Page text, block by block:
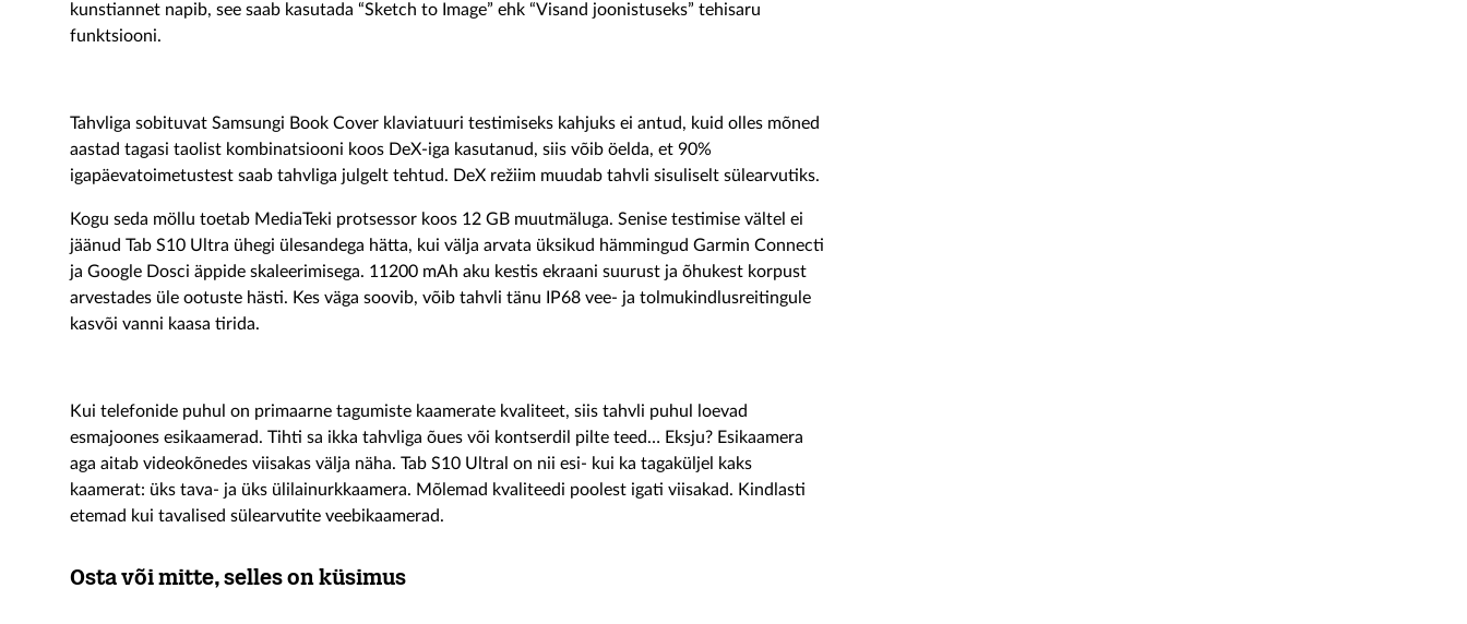
kunstiannet napib, see saab kasutada “Sketch to Image” ehk “Visand joonistuseks” tehisaru
funktsiooni.
Tahvliga sobituvat Samsungi Book Cover klaviatuuri testimiseks kahjuks ei antud, kuid olles mõned
aastad tagasi taolist kombinatsiooni koos DeX-iga kasutanud, siis võib öelda, et 90%
igapäevatoimetustest saab tahvliga julgelt tehtud. DeX režiim muudab tahvli sisuliselt sülearvutiks.
Kogu seda möllu toetab MediaTeki protsessor koos 12 GB muutmäluga. Senise testimise vältel ei
jäänud Tab S10 Ultra ühegi ülesandega hätta, kui välja arvata üksikud hämmingud Garmin Connecti
ja Google Dosci äppide skaleerimisega. 11200 mAh aku kestis ekraani suurust ja õhukest korpust
arvestades üle ootuste hästi. Kes väga soovib, võib tahvli tänu IP68 vee- ja tolmukindlusreitingule
kasvõi vanni kaasa tirida.
Kui telefonide puhul on primaarne tagumiste kaamerate kvaliteet, siis tahvli puhul loevad
esmajoones esikaamerad. Tihti sa ikka tahvliga õues või kontserdil pilte teed… Eksju? Esikaamera
aga aitab videokõnedes viisakas välja näha. Tab S10 Ultral on nii esi- kui ka tagaküljel kaks
kaamerat: üks tava- ja üks ülilainurkkaamera. Mõlemad kvaliteedi poolest igati viisakad. Kindlasti
etemad kui tavalised sülearvutite veebikaamerad.
Osta või mitte, selles on küsimus